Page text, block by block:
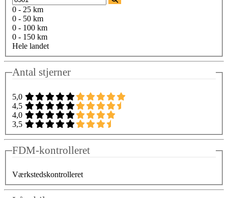
0 - 25 km
0 - 50 km
0 - 100 km
0 - 150 km
Hele landet
Antal stjerner
5,0
4,5
4,0
3,5
FDM-kontrolleret
Værkstedskontrolleret